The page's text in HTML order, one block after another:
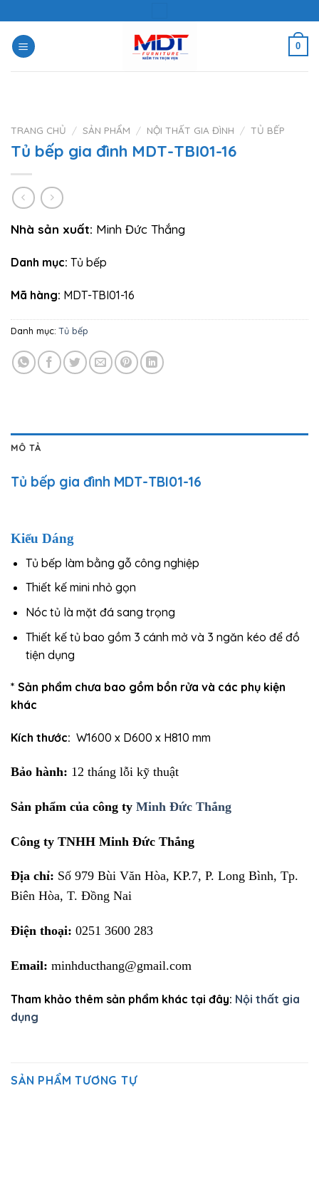
content
0
TRANG CHỦ / SẢN PHẨM / NỘI THẤT GIA ĐÌNH / TỦ BẾP
Tủ bếp gia đình MDT-TBI01-16
Nhà sản xuất: Minh Đức Thắng
Danh mục: Tủ bếp
Mã hàng: MDT-TBI01-16
Danh mục:Tủ bếp
MÔ TẢ
Tủ bếp gia đình MDT-TBI01-16
Kiểu Dáng
Tủ bếp làm bằng gỗ công nghiệp
Thiết kế mini nhỏ gọn
Nóc tủ là mặt đá sang trọng
Thiết kế tủ bao gồm 3 cánh mở và 3 ngăn kéo để đồ
tiện dụng
* Sản phẩm chưa bao gồm bồn rửa và các phụ kiện
khác
Kích thước: W1600 x D600 x H810 mm
Bảo hành: 12 tháng lỗi kỹ thuật
Sản phẩm của công ty Minh Đức Thắng
Công ty TNHH Minh Đức Thắng
Địa chỉ: Số 979 Bùi Văn Hòa, KP.7, P. Long Bình, Tp.
Biên Hòa, T. Đồng Nai
Điện thoại: 0251 3600 283
Email: minhducthang@gmail.com
Tham khảo thêm sản phẩm khác tại đây: Nội thất gia
dụng
SẢN PHẨM TƯƠNG TỰ